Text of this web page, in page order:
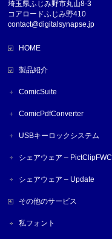
埼玉県ふじみ野市丸山8-3
コアロードふじみ野410
contact@digitalsynapse.jp
HOME
製品紹介
ComicSuite
ComicPdfConverter
USBキーロックシステム
シェアウェア – PictClipFWC
シェアウェア – Update
その他のサービス
私フォント